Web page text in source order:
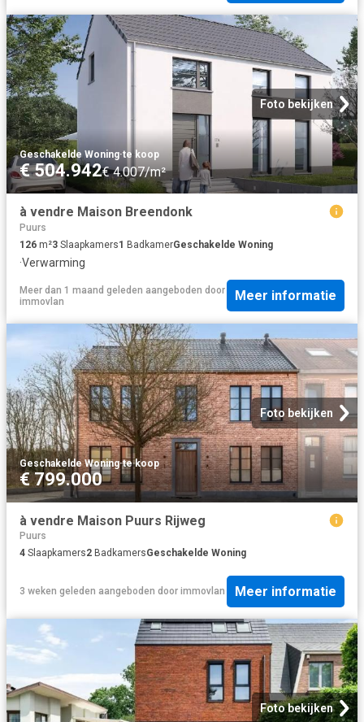
Foto bekijken
Geschakelde Woning·te koop
€ 504.942€ 4.007/m²
à vendre Maison Breendonk
Puurs
126 m²3 Slaapkamers1 BadkamerGeschakelde Woning
·Verwarming
Meer dan 1 maand geleden aangeboden door
immovlan
Meer informatie
Foto bekijken
Geschakelde Woning·te koop
€ 799.000
à vendre Maison Puurs Rijweg
Puurs
4 Slaapkamers2 BadkamersGeschakelde Woning
3 weken geleden aangeboden door immovlan Meer informatie
Foto bekijken